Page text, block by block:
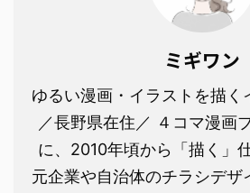
ミギワン
ゆるい漫画・イラストを描く
／長野県在住／ ４コマ漫画
に、2010年頃から「描く」
元企業や自治体のチラシデザ